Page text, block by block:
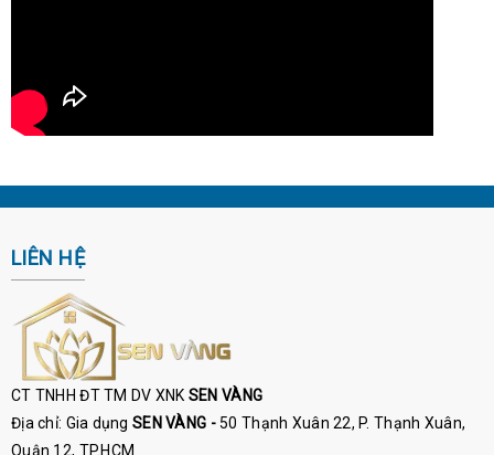
LIÊN HỆ
CT TNHH ĐT TM DV XNK SEN VÀNG
Địa chỉ: Gia dụngSEN VÀNG -50 Thạnh Xuân 22, P. Thạnh Xuân,
Quận 12, TP.HCM